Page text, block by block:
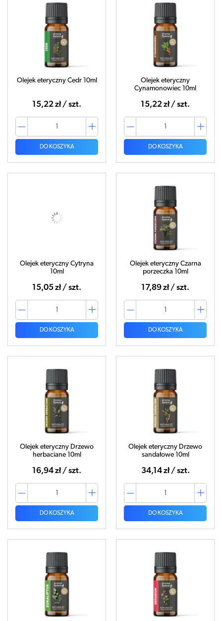
Olejek eteryczny Cedr 10ml
15,22 zł / szt.
DO KOSZYKA
Olejek eteryczny
Cynamonowiec 10ml
15,22 zł / szt.
DO KOSZYKA
Olejek eteryczny Cytryna
10ml
15,05 zł / szt.
DO KOSZYKA
Olejek eteryczny Czarna
porzeczka 10ml
17,89 zł / szt.
DO KOSZYKA
Olejek eteryczny Drzewo
herbaciane 10ml
16,94 zł / szt.
DO KOSZYKA
Olejek eteryczny Drzewo
sandałowe 10ml
34,14 zł / szt.
DO KOSZYKA